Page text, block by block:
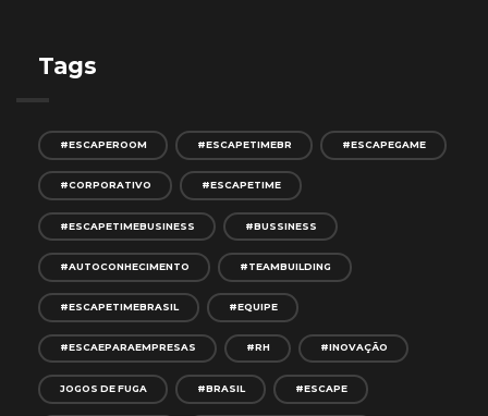
Tags
#ESCAPEROOM #ESCAPETIMEBR #ESCAPEGAME
#CORPORATIVO #ESCAPETIME
#ESCAPETIMEBUSINESS #BUSSINESS
#AUTOCONHECIMENTO #TEAMBUILDING
#ESCAPETIMEBRASIL #EQUIPE
#ESCAEPARAEMPRESAS #RH #INOVAÇÃO
JOGOS DE FUGA #BRASIL #ESCAPE